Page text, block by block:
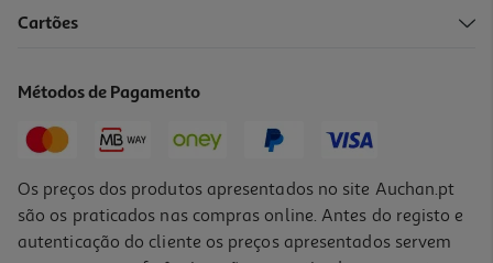
Cartões
Métodos de Pagamento
Os preços dos produtos apresentados no site Auchan.pt
são os praticados nas compras online. Antes do registo e
autenticação do cliente os preços apresentados servem